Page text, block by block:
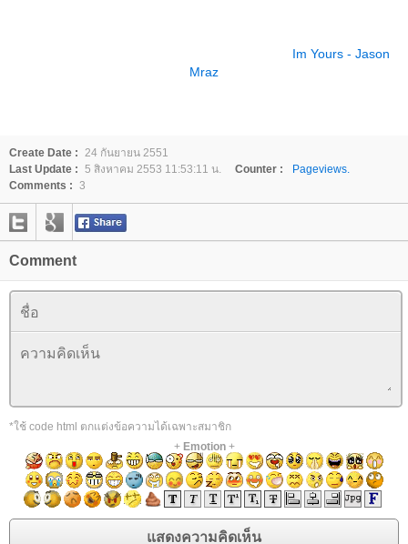
Im Yours - Jason
Mraz
Create Date : 24 กันยายน 2551
Last Update : 5 สิงหาคม 2553 11:53:11 น. Counter :
Pageviews.
Comments : 3
Comment
*ใช้ code html ตกแต่งข้อความได้เฉพาะสมาชิก
+ Emotion+